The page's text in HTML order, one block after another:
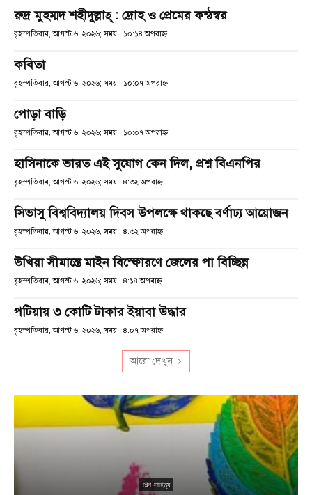
রুদ্র মুহম্মদ শহীদুল্লাহ্ : দ্রোহ ও প্রেমের কন্ঠস্বর
বৃহস্পতিবার, আগস্ট ৬, ২০২৬; সময় : ১০:১৪ অপরাহ্ণ
কবিতা
বৃহস্পতিবার, আগস্ট ৬, ২০২৬; সময় : ১০:০৭ অপরাহ্ণ
পোড়া বাড়ি
বৃহস্পতিবার, আগস্ট ৬, ২০২৬; সময় : ১০:০৭ অপরাহ্ণ
হাসিনাকে ভারত এই সুযোগ কেন দিল, প্রশ্ন বিএনপির
বৃহস্পতিবার, আগস্ট ৬, ২০২৬; সময় : ৪:৩২ অপরাহ্ণ
সিভাসু বিশ্ববিদ্যালয় দিবস উপলক্ষে থাকছে বর্ণাঢ্য আয়োজন
বৃহস্পতিবার, আগস্ট ৬, ২০২৬; সময় : ৪:৩২ অপরাহ্ণ
উখিয়া সীমান্তে মাইন বিস্ফোরণে জেলের পা বিচ্ছিন্ন
বৃহস্পতিবার, আগস্ট ৬, ২০২৬; সময় : ৪:১৪ অপরাহ্ণ
পটিয়ায় ৩ কোটি টাকার ইয়াবা উদ্ধার
বৃহস্পতিবার, আগস্ট ৬, ২০২৬; সময় : ৪:০৭ অপরাহ্ণ
আরো দেখুন
শিল্প-সাহিত্য